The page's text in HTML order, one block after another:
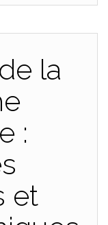
la
:
et